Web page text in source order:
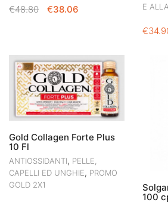
€48.80
IL
€48.80.
€38.06
€38.06.
E
€
Gold Collagen Forte Plus
10 Fl
ANTIOSSIDANTI, PELLE,
CAPELLI ED UNGHIE, PROMO
GOLD 2X1
100